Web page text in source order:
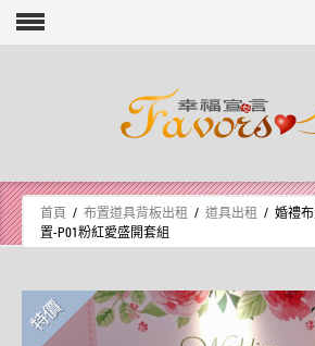
Skip to content
首頁 / 布置道具背板出租 / 道具出租 / 婚禮布
置-P01粉紅愛盛開套組
特價